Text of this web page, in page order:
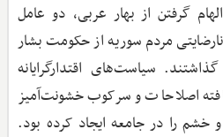
گرفتن از بهار عربی، دو عامل
مردم سوریه از حکومت بشار
سیاست‌های اقتدارگرایانه
اصلاحات و سرکوب خشونت‌آمیز
و خشم را در جامعه ایجاد کرده بود.